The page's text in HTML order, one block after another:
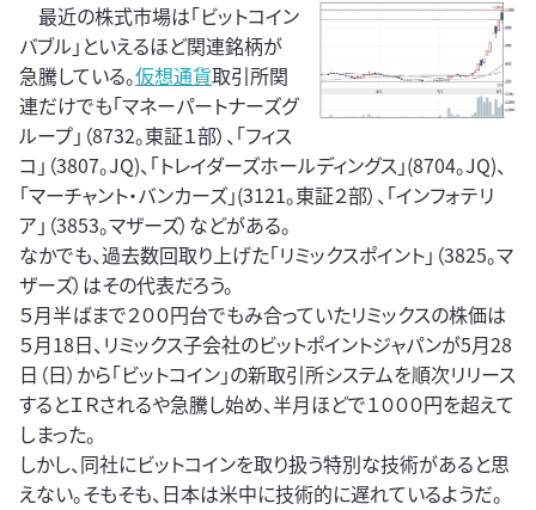
最近の株式市場は「ビットコイン
バブル」といえるほど関連銘柄が
急騰している。仮想通貨取引所関
連だけでも「マネーパートナーズグ
ループ」（8732。東証１部）、「フィス
コ」（3807。JQ)、「トレイダーズホールディングス」(8704。JQ)、
「マーチャント・バンカーズ」(3121。東証２部）、「インフォテリ
ア」（3853。マザーズ）などがある。
なかでも、過去数回取り上げた「リミックスポイント」（3825。マ
ザーズ）はその代表だろう。
５月半ばまで２００円台でもみ合っていたリミックスの株価は
５月18日、リミックス子会社のビットポイントジャパンが5月28
日（日）から「ビットコイン」の新取引所システムを順次リリース
するとＩＲされるや急騰し始め、半月ほどで１０００円を超えて
しまった。
しかし、同社にビットコインを取り扱う特別な技術があると思
えない。そもそも、日本は米中に技術的に遅れているようだ。